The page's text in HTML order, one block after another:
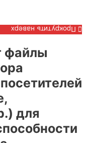
Прокрутить наверх
файлы
для